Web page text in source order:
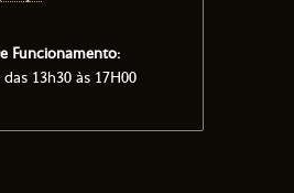
Funcionamento:
13h30 às 17H00